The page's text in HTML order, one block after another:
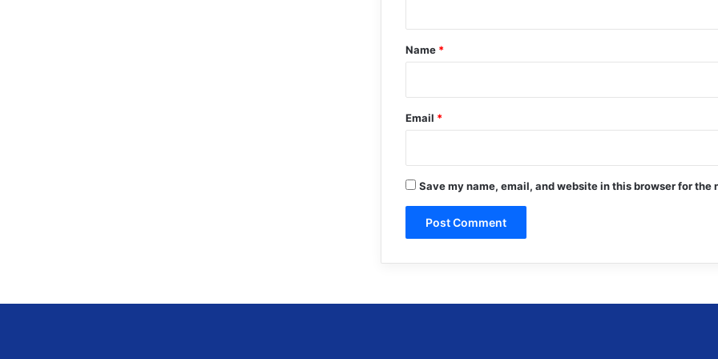
*
Name *
Email *
Save my name, email, and website in this browser for the